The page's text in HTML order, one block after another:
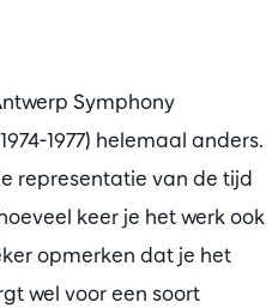
Symphony
1977) helemaal anders.
representatie van de tijd
keer je het werk ook
opmerken dat je het
wel voor een soort